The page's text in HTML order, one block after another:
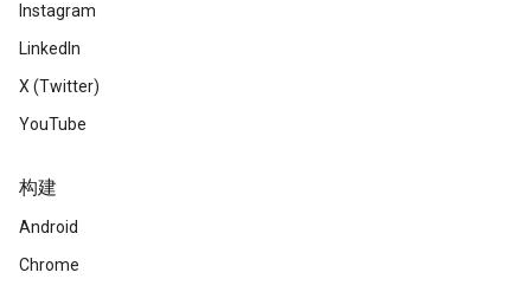
Instagram
LinkedIn
X (Twitter)
YouTube
构建
Android
Chrome